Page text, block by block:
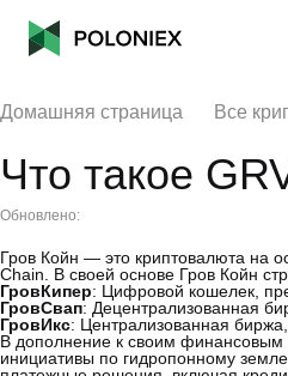
Домашняя страница Все
Что такое
Обновлено:
Гров Койн — это криптовалюта на
Chain. В своей основе Гров Койн
ГровКипер: Цифровой кошелек,
ГровСвап: Децентрализованная
ГровИкс: Централизованная
В дополнение к своим финансовым
инициативы по гидропонному